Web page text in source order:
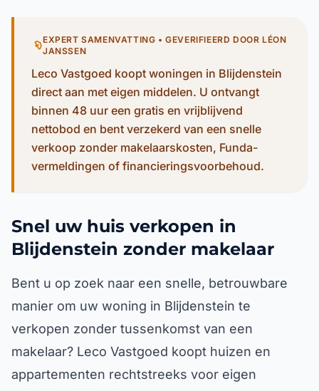
EXPERT SAMENVATTING • GEVERIFIEERD DOOR LÉON
JANSSEN
Leco Vastgoed koopt woningen in Blijdenstein
direct aan met eigen middelen. U ontvangt
binnen 48 uur een gratis en vrijblijvend
nettobod en bent verzekerd van een snelle
verkoop zonder makelaarskosten, Funda-
vermeldingen of financieringsvoorbehoud.
Snel uw huis verkopen in
Blijdenstein zonder makelaar
Bent u op zoek naar een snelle, betrouwbare
manier om uw woning in Blijdenstein te
verkopen zonder tussenkomst van een
makelaar? Leco Vastgoed koopt huizen en
appartementen rechtstreeks voor eigen